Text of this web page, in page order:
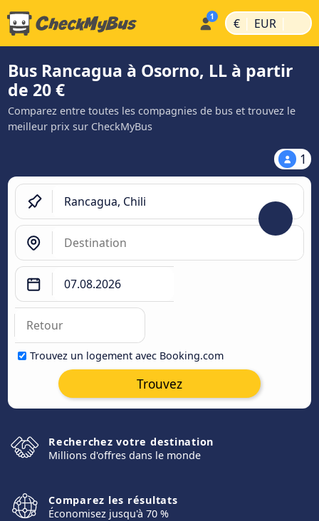
€ | EUR |
Bus Rancagua à Osorno, LL à partir
de 20 €
Comparez entre toutes les compagnies de bus et trouvez le
meilleur prix sur CheckMyBus
1
Trouvez un logement avec Booking.com
Trouvez
Recherchez votre destination
Millions d'offres dans le monde
Comparez les résultats
Économisez jusqu'à 70 %